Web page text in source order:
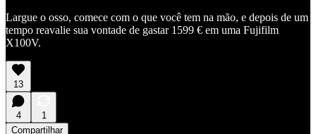
Largue o osso, comece com o que você tem na mão, e depois de um
tempo reavalie sua vontade de gastar 1599 € em uma Fujifilm
X100V.
13
4
1
Compartilhar